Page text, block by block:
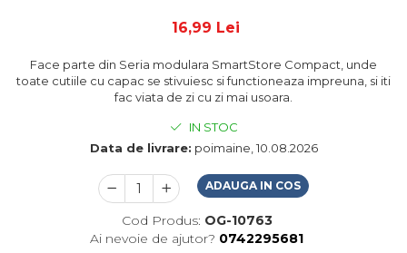
16,99 Lei
Face parte din Seria modulara SmartStore Compact, unde
toate cutiile cu capac se stivuiesc si functioneaza impreuna, si iti
fac viata de zi cu zi mai usoara.
IN STOC
Data de livrare: poimaine, 10.08.2026
ADAUGA IN COS
Cod Produs: OG-10763
Ai nevoie de ajutor? 0742295681